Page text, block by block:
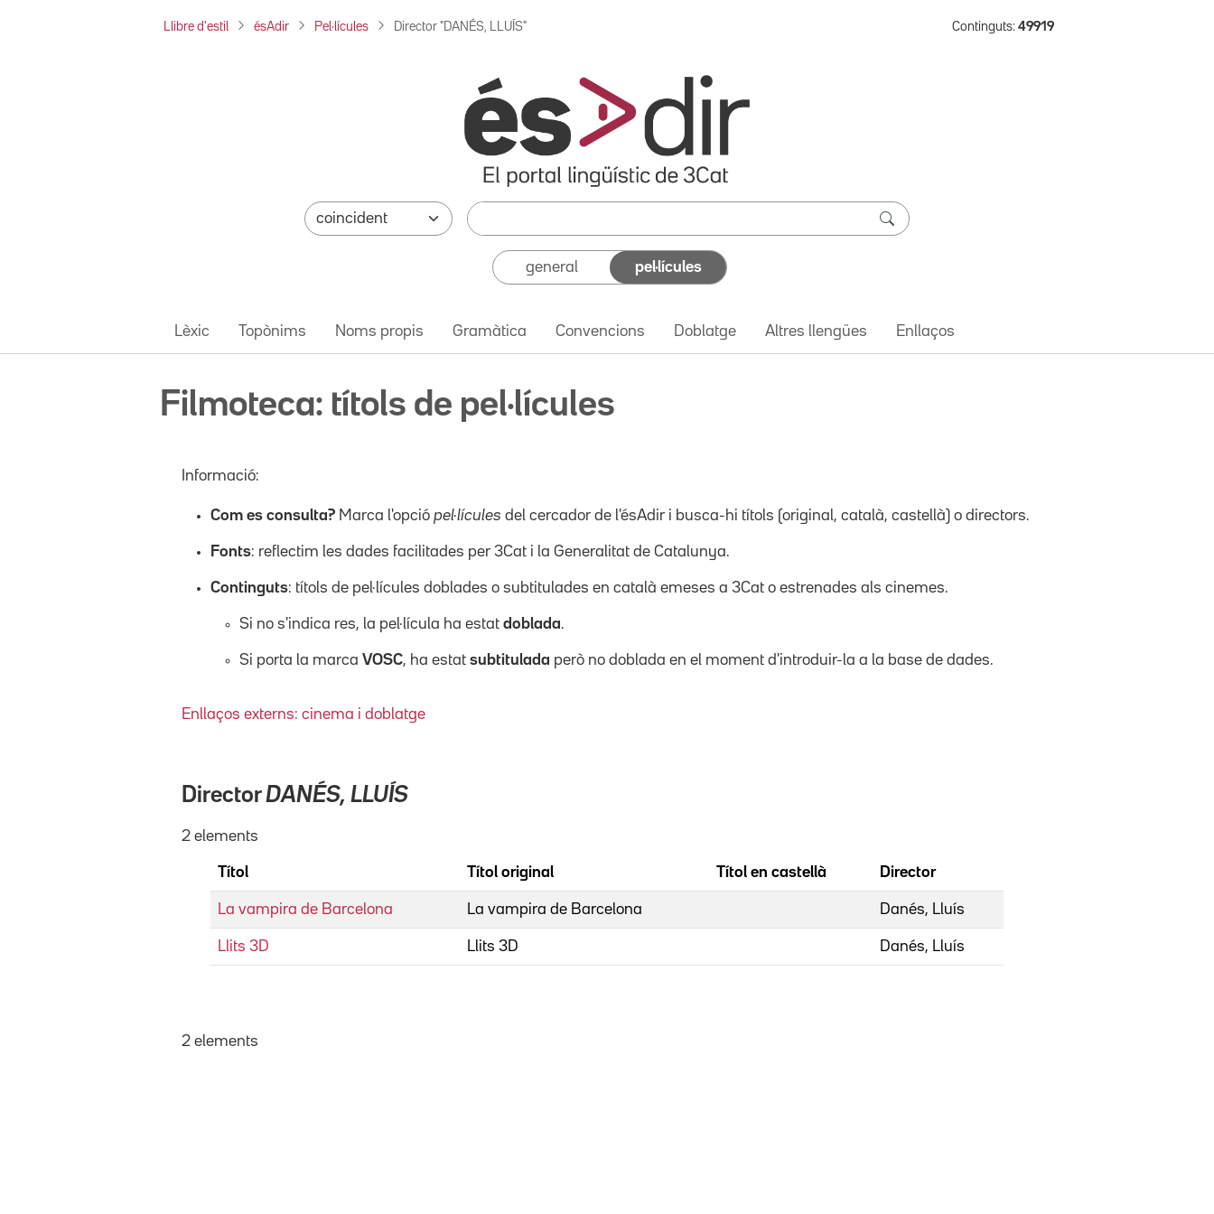
Llibre d'estil ésAdir Pel·lícules Director "DANÉS, LLUÍS" Continguts: 49919
general pel·lícules
Lèxic Topònims Noms propis Gramàtica Convencions Doblatge Altres llengües Enllaços
Filmoteca: títols de pel·lícules
Informació:
Com es consulta? Marca l'opció pel·lícules del cercador de l'ésAdir i busca-hi títols (original, català, castellà) o directors.
Fonts: reflectim les dades facilitades per 3Cat i la Generalitat de Catalunya.
Continguts: títols de pel·lícules doblades o subtitulades en català emeses a 3Cat o estrenades als cinemes.
Si no s'indica res, la pel·lícula ha estat doblada.
Si porta la marca VOSC, ha estat subtitulada però no doblada en el moment d'introduir-la a la base de dades.
Enllaços externs: cinema i doblatge
Director DANÉS, LLUÍS
2 elements
Títol Títol original Títol en castellà Director
La vampira de Barcelona La vampira de Barcelona Danés, Lluís
Llits 3D Llits 3D Danés, Lluís
2 elements